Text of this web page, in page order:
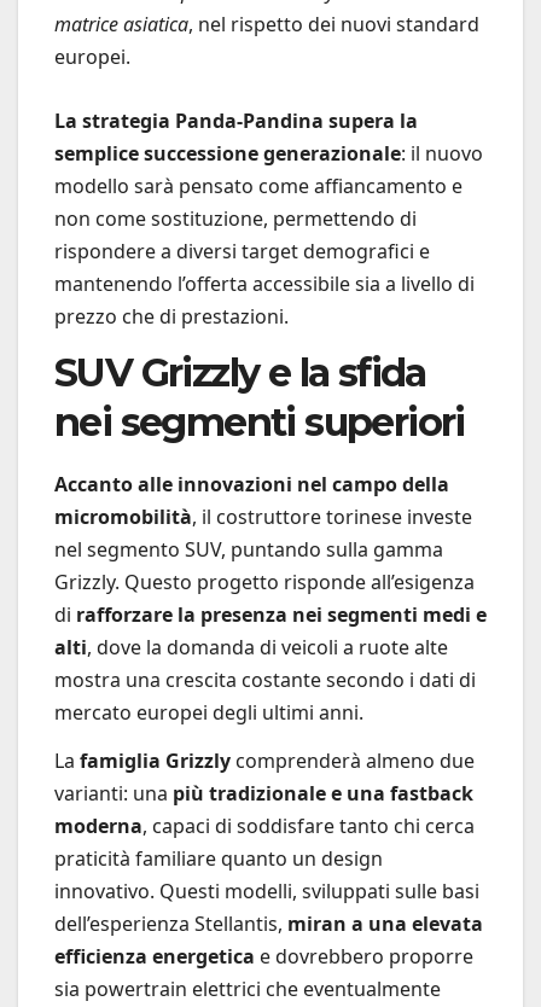
matrice asiatica, nel rispetto dei nuovi standard
europei.
La strategia Panda-Pandina supera la
semplice successione generazionale: il nuovo
modello sarà pensato come affiancamento e
non come sostituzione, permettendo di
rispondere a diversi target demografici e
mantenendo l’offerta accessibile sia a livello di
prezzo che di prestazioni.
SUV Grizzly e la sfida
nei segmenti superiori
Accanto alle innovazioni nel campo della
micromobilità, il costruttore torinese investe
nel segmento SUV, puntando sulla gamma
Grizzly. Questo progetto risponde all’esigenza
di rafforzare la presenza nei segmenti medi e
alti, dove la domanda di veicoli a ruote alte
mostra una crescita costante secondo i dati di
mercato europei degli ultimi anni.
La famiglia Grizzly comprenderà almeno due
varianti: una più tradizionale e una fastback
moderna, capaci di soddisfare tanto chi cerca
praticità familiare quanto un design
innovativo. Questi modelli, sviluppati sulle basi
dell’esperienza Stellantis, miran a una elevata
efficienza energetica e dovrebbero proporre
sia powertrain elettrici che eventualmente